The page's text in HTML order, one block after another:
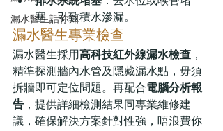
漏水醫生話你知
塞，引致積水滲漏。
漏水醫生專業檢查
漏水醫生採用高科技紅外線漏水檢查 ，
精準探測牆內水管及隱藏漏水點，毋須
拆牆即可定位問題。再配合電腦分析報
告 ，提供詳細檢測結果同專業維修建
議，確保解決方案針對性強，唔浪費你